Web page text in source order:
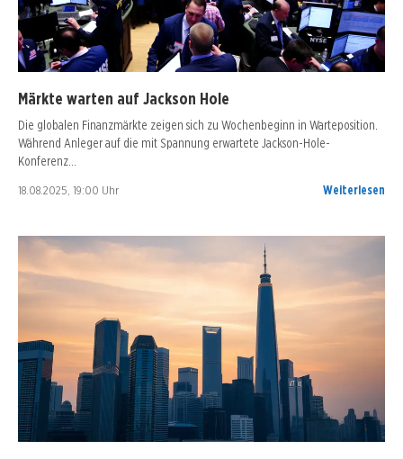
Märkte warten auf Jackson Hole
Die globalen Finanzmärkte zeigen sich zu Wochenbeginn in Warteposition.
Während Anleger auf die mit Spannung erwartete Jackson-Hole-
Konferenz…
18.08.2025, 19:00 Uhr Weiterlesen